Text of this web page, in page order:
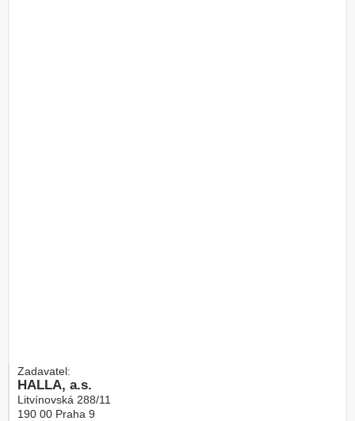
Zadavatel:
HALLA, a.s.
Litvínovská 288/11
190 00 Praha 9